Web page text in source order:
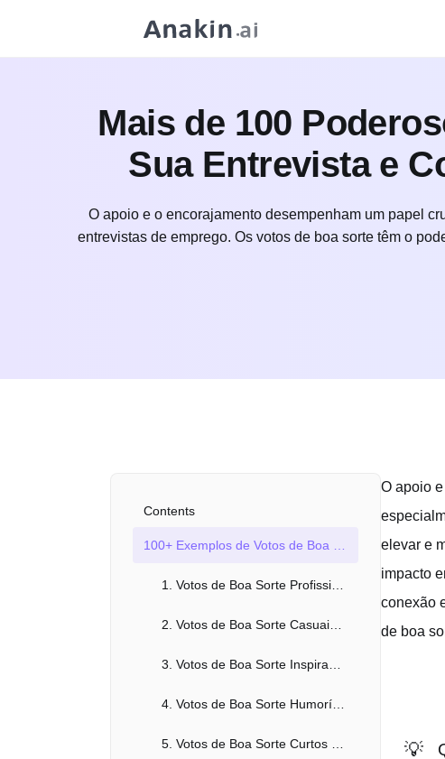
Mais de 100
Sua Entrevista e
O apoio e o encorajamento desempenham um papel
entrevistas de emprego. Os votos de boa sorte têm o
Contents
O apoio
elevar e
impacto
conexão
de boa
💡